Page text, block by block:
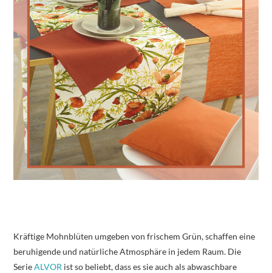
Kräftige Mohnblüten umgeben von frischem Grün, schaffen eine
beruhigende und natürliche Atmosphäre in jedem Raum. Die
SerieALVOR ist so beliebt, dass es sie auch als abwaschbare